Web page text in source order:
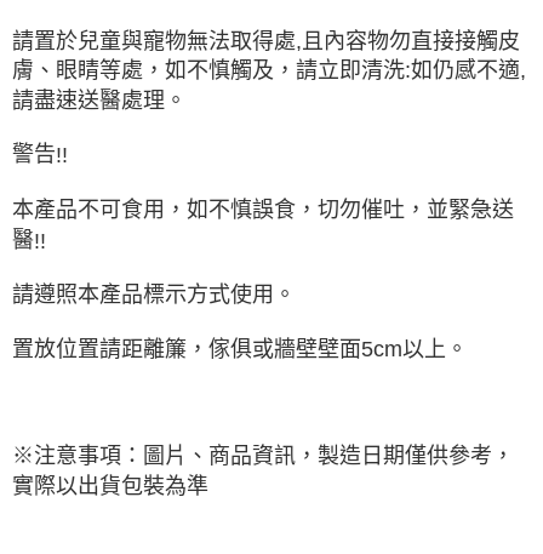
請置於兒童與寵物無法取得處, 且內容物勿直接接觸皮
膚、眼睛等處，如不慎觸及，請立即清洗:如仍感不適,
請盡速送醫處理。
警告!!
本產品不可食用，如不慎誤食，切勿催吐，並緊急送
醫!!
請遵照本產品標示方式使用。
置放位置請距離簾，傢俱或牆壁壁面5cm以上。
※注意事項：圖片、商品資訊，製造日期僅供參考，
實際以出貨包裝為準